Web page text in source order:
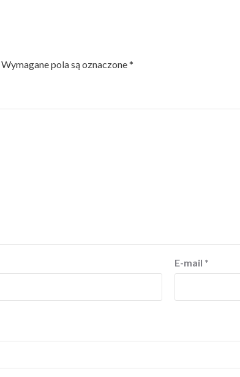
Wymagane pola są oznaczone*
E-mail *